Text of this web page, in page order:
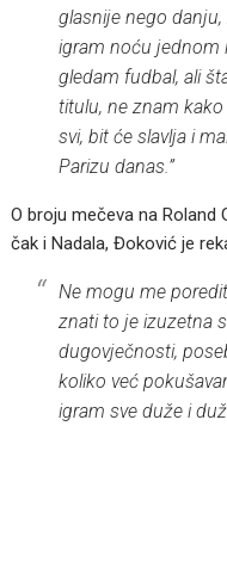
glasnije nego
igram noću jednom
gledam fudbal, ali
titulu, ne znam
svi, bit će slavlja i
Parizu danas.”
O broju mečeva na Roland
čak i Nadala, Đoković je
Ne mogu me
znati to je izuzetna
dugovječnosti,
koliko već
igram sve duže i